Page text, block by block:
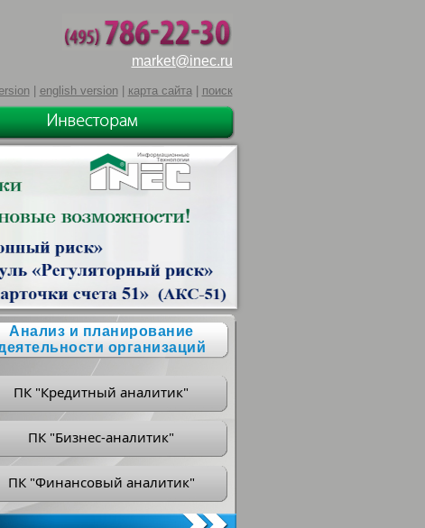
market@inec.ru
| english version| карта сайта| поиск
Анализ и планирование
организаций
ПК "Кредитный аналитик"
ПК "Бизнес-аналитик"
ПК "Финансовый аналитик"